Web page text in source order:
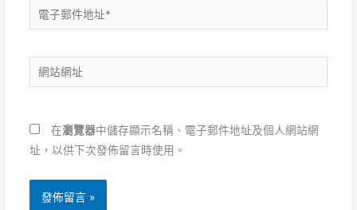
電
子
件
地
*
站
址
在瀏覽器中儲存顯示名稱、電子郵件地址及個人網站網
址，以供下次發佈留言時使用。